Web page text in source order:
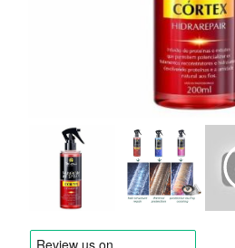
Versandarten & Zahlungsarten